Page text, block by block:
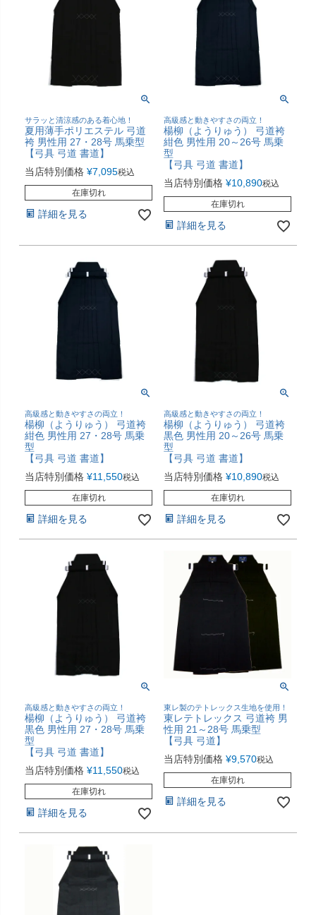
サラッと清涼感のある着心地！
夏用薄手ポリエステル 弓道
袴 男性用 27・28号 馬乗型
【弓具 弓道 書道】
当店特別価格 ¥7,095税込
在庫切れ
詳細を見る
高級感と動きやすさの両立！
楊柳（ようりゅう） 弓道袴
紺色 男性用 20～26号 馬乗
型
【弓具 弓道 書道】
当店特別価格 ¥10,890税込
在庫切れ
詳細を見る
高級感と動きやすさの両立！
楊柳（ようりゅう） 弓道袴
紺色 男性用 27・28号 馬乗
型
【弓具 弓道 書道】
当店特別価格 ¥11,550税込
在庫切れ
詳細を見る
高級感と動きやすさの両立！
楊柳（ようりゅう） 弓道袴
黒色 男性用 20～26号 馬乗
型
【弓具 弓道 書道】
当店特別価格 ¥10,890税込
在庫切れ
詳細を見る
高級感と動きやすさの両立！
楊柳（ようりゅう） 弓道袴
黒色 男性用 27・28号 馬乗
型
【弓具 弓道 書道】
当店特別価格 ¥11,550税込
在庫切れ
詳細を見る
東レ製のテトレックス生地を使用！
東レテトレックス 弓道袴 男
性用 21～28号 馬乗型
【弓具 弓道】
当店特別価格 ¥9,570税込
在庫切れ
詳細を見る